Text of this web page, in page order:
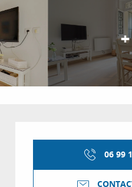
06 99